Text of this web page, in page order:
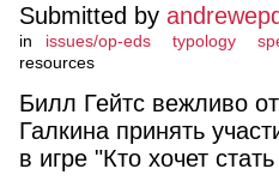
Submitted by
in issues/op-eds typology
resources
Билл Гейтс вежливо
Галкина принять
в игре "Кто хочет